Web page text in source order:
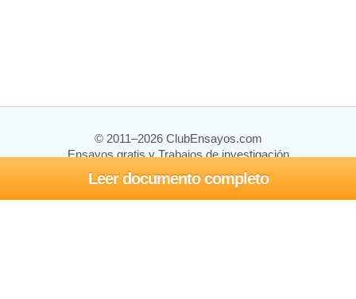
Leer documento completo
© 2011–2026 ClubEnsayos.com
Ensayos gratis y Trabajos de investigación